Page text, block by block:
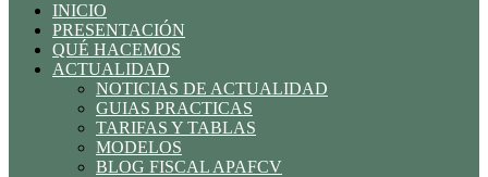
INICIO
PRESENTACIÓN
QUÉ HACEMOS
ACTUALIDAD
NOTICIAS DE ACTUALIDAD
GUIAS PRACTICAS
TARIFAS Y TABLAS
MODELOS
BLOG FISCAL APAFCV